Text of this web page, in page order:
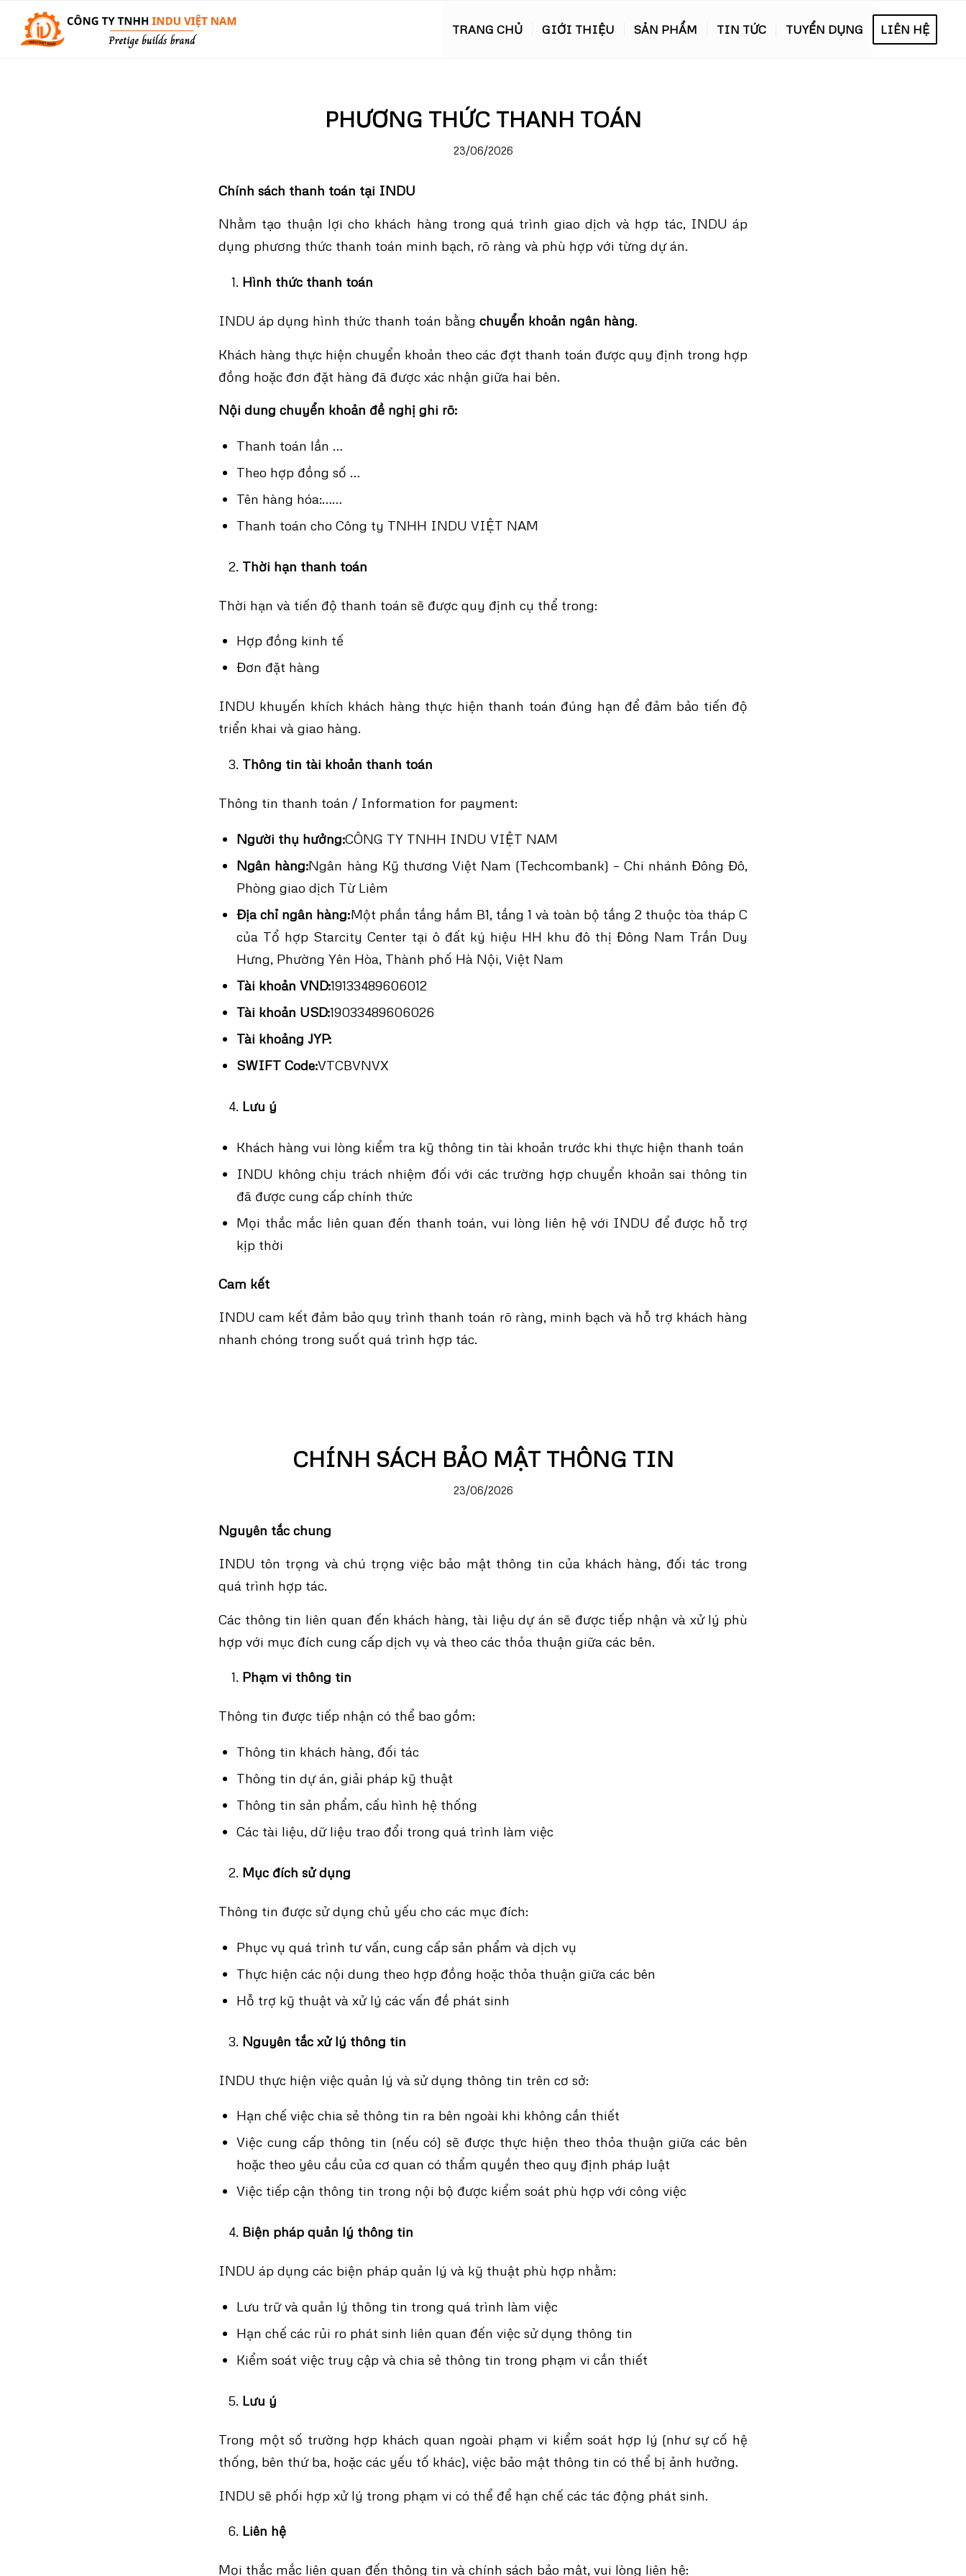
TRANG CHỦ GIỚI THIỆU SẢN PHẨM TIN TỨC TUYỂN DỤNG LIÊN HỆ
PHƯƠNG THỨC THANH TOÁN
23/06/2026
Chính sách thanh toán tại INDU
Nhằm tạo thuận lợi cho khách hàng trong quá trình giao dịch và hợp tác, INDU áp
dụng phương thức thanh toán minh bạch, rõ ràng và phù hợp với từng dự án.
Hình thức thanh toán
INDU áp dụng hình thức thanh toán bằng chuyển khoản ngân hàng.
Khách hàng thực hiện chuyển khoản theo các đợt thanh toán được quy định trong hợp
đồng hoặc đơn đặt hàng đã được xác nhận giữa hai bên.
Nội dung chuyển khoản đề nghị ghi rõ:
Thanh toán lần …
Theo hợp đồng số …
Tên hàng hóa:……
Thanh toán cho Công ty TNHH INDU VIỆT NAM
Thời hạn thanh toán
Thời hạn và tiến độ thanh toán sẽ được quy định cụ thể trong:
Hợp đồng kinh tế
Đơn đặt hàng
INDU khuyến khích khách hàng thực hiện thanh toán đúng hạn để đảm bảo tiến độ
triển khai và giao hàng.
Thông tin tài khoản thanh toán
Thông tin thanh toán / Information for payment:
Người thụ hưởng:CÔNG TY TNHH INDU VIỆT NAM
Ngân hàng:Ngân hàng Kỹ thương Việt Nam (Techcombank) – Chi nhánh Đông Đô,
Phòng giao dịch Từ Liêm
Địa chỉ ngân hàng:Một phần tầng hầm B1, tầng 1 và toàn bộ tầng 2 thuộc tòa tháp C
của Tổ hợp Starcity Center tại ô đất ký hiệu HH khu đô thị Đông Nam Trần Duy
Hưng, Phường Yên Hòa, Thành phố Hà Nội, Việt Nam
Tài khoản VND:19133489606012
Tài khoản USD:19033489606026
Tài khoảng JYP:
SWIFT Code:VTCBVNVX
Lưu ý
Khách hàng vui lòng kiểm tra kỹ thông tin tài khoản trước khi thực hiện thanh toán
INDU không chịu trách nhiệm đối với các trường hợp chuyển khoản sai thông tin
đã được cung cấp chính thức
Mọi thắc mắc liên quan đến thanh toán, vui lòng liên hệ với INDU để được hỗ trợ
kịp thời
Cam kết
INDU cam kết đảm bảo quy trình thanh toán rõ ràng, minh bạch và hỗ trợ khách hàng
nhanh chóng trong suốt quá trình hợp tác.
CHÍNH SÁCH BẢO MẬT THÔNG TIN
23/06/2026
Nguyên tắc chung
INDU tôn trọng và chú trọng việc bảo mật thông tin của khách hàng, đối tác trong
quá trình hợp tác.
Các thông tin liên quan đến khách hàng, tài liệu dự án sẽ được tiếp nhận và xử lý phù
hợp với mục đích cung cấp dịch vụ và theo các thỏa thuận giữa các bên.
Phạm vi thông tin
Thông tin được tiếp nhận có thể bao gồm:
Thông tin khách hàng, đối tác
Thông tin dự án, giải pháp kỹ thuật
Thông tin sản phẩm, cấu hình hệ thống
Các tài liệu, dữ liệu trao đổi trong quá trình làm việc
Mục đích sử dụng
Thông tin được sử dụng chủ yếu cho các mục đích:
Phục vụ quá trình tư vấn, cung cấp sản phẩm và dịch vụ
Thực hiện các nội dung theo hợp đồng hoặc thỏa thuận giữa các bên
Hỗ trợ kỹ thuật và xử lý các vấn đề phát sinh
Nguyên tắc xử lý thông tin
INDU thực hiện việc quản lý và sử dụng thông tin trên cơ sở:
Hạn chế việc chia sẻ thông tin ra bên ngoài khi không cần thiết
Việc cung cấp thông tin (nếu có) sẽ được thực hiện theo thỏa thuận giữa các bên
hoặc theo yêu cầu của cơ quan có thẩm quyền theo quy định pháp luật
Việc tiếp cận thông tin trong nội bộ được kiểm soát phù hợp với công việc
Biện pháp quản lý thông tin
INDU áp dụng các biện pháp quản lý và kỹ thuật phù hợp nhằm:
Lưu trữ và quản lý thông tin trong quá trình làm việc
Hạn chế các rủi ro phát sinh liên quan đến việc sử dụng thông tin
Kiểm soát việc truy cập và chia sẻ thông tin trong phạm vi cần thiết
Lưu ý
Trong một số trường hợp khách quan ngoài phạm vi kiểm soát hợp lý (như sự cố hệ
thống, bên thứ ba, hoặc các yếu tố khác), việc bảo mật thông tin có thể bị ảnh hưởng.
INDU sẽ phối hợp xử lý trong phạm vi có thể để hạn chế các tác động phát sinh.
Liên hệ
Mọi thắc mắc liên quan đến thông tin và chính sách bảo mật, vui lòng liên hệ: